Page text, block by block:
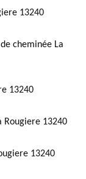
13240
cheminée La
13240
Rougiere 13240
13240